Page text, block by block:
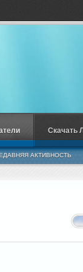
АКТИВНОСТЬ
Скачать